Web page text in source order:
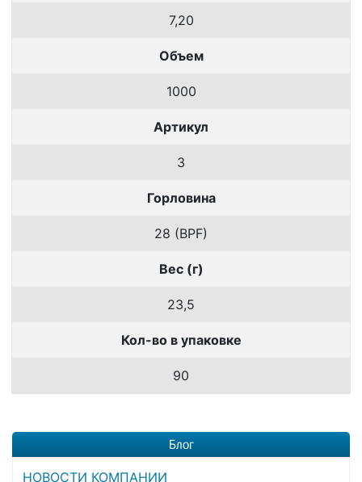
7,20
Объем
1000
Артикул
3
Горловина
28 (BPF)
Вес (г)
23,5
Кол-во в упаковке
90
Блог
НОВОСТИ КОМПАНИИ